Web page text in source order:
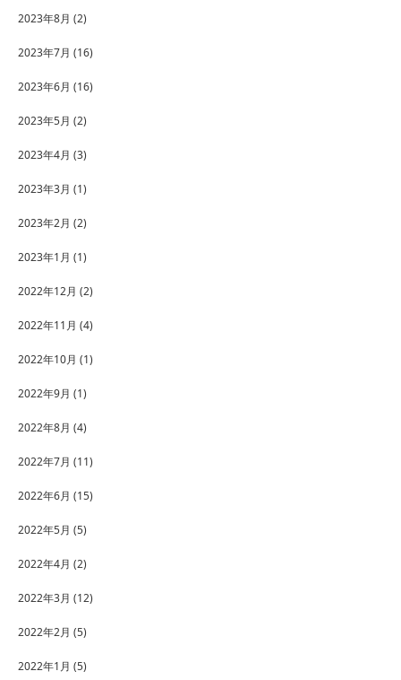
2023年8月 (2)
2023年7月 (16)
2023年6月 (16)
2023年5月 (2)
2023年4月 (3)
2023年3月 (1)
2023年2月 (2)
2023年1月 (1)
2022年12月 (2)
2022年11月 (4)
2022年10月 (1)
2022年9月 (1)
2022年8月 (4)
2022年7月 (11)
2022年6月 (15)
2022年5月 (5)
2022年4月 (2)
2022年3月 (12)
2022年2月 (5)
2022年1月 (5)